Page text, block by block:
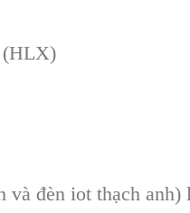
(HLX)
đèn iot thạch anh)